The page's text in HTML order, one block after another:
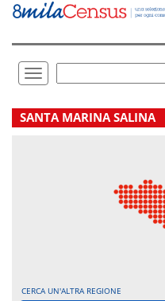
Vai
direttamente
Toggle
navigation
.
SANTA MARINA SALINA
CERCA UN'ALTRA REGIONE